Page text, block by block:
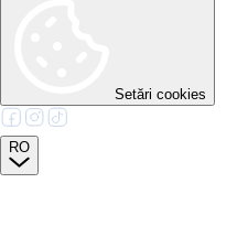
Setări cookies
RO